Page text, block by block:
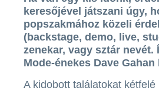
keresőjével játszani úgy,
popszakmához közeli
(backstage, demo, live,
zenekar, vagy sztár
Mode-énekes Dave
A kidobott találatokat kétfelé